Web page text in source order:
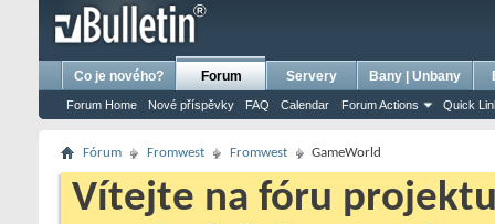
Co je nového? Forum
Forum Home Nové příspěvky FAQ Calendar Forum Actions Quick
Servery Bany | Unbany
Fórum Fromwest Fromwest GameWorld
Vítejte na fóru projektu